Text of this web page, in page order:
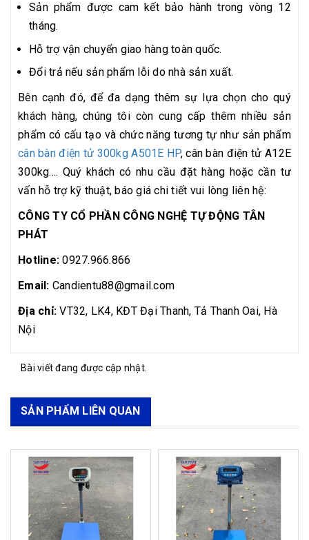
Sản phẩm được cam kết bảo hành trong vòng 12
tháng.
Hỗ trợ vận chuyển giao hàng toàn quốc.
Đổi trả nếu sản phẩm lỗi do nhà sản xuất.
Bên cạnh đó, để đa dạng thêm sự lựa chọn cho quý
khách hàng, chúng tôi còn cung cấp thêm nhiều sản
phẩm có cấu tạo và chức năng tương tự như sản phẩm
cân bàn điện tử 300kg A501E HP, cân bàn điện tử A12E
300kg.... Quý khách có nhu cầu đặt hàng hoặc cần tư
vấn hỗ trợ kỹ thuật, báo giá chi tiết vui lòng liên hệ:
CÔNG TY CỔ PHẦN CÔNG NGHỆ TỰ ĐỘNG TÂN
PHÁT
Hotline: 0927.966.866
Email: Candientu88@gmail.com
Địa chỉ: VT32, LK4, KĐT Đại Thanh, Tả Thanh Oai, Hà
Nội
Bài viết đang được cập nhật.
SẢN PHẨM LIÊN QUAN